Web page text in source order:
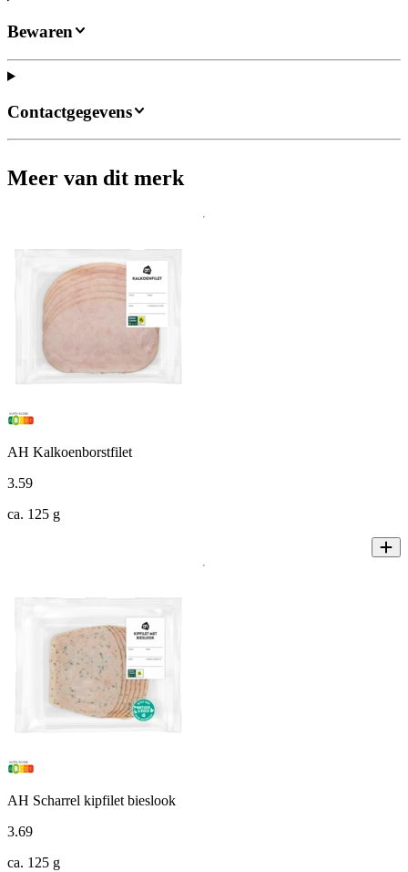
Bewaren
Contactgegevens
Meer van dit merk
AH Kalkoenborstfilet
3.59
ca. 125 g
AH Scharrel kipfilet bieslook
3.69
ca. 125 g